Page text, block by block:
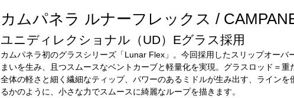
カムパネラ ルナーフレックス /
ユニディレクショナル（UD）Eグラス採用
カムパネラ初のグラスシリーズ「Lunar Flex」。今回採用したスリップオー
まいを生み、且つスムースなベントカーブと軽量化を実現。グラスロッド＝重
全体の軽さと細く繊細なティップ、パワーのあるミドルが生み出す、ライン
るかのように、小さな力でスムースに綺麗なループを描きます。